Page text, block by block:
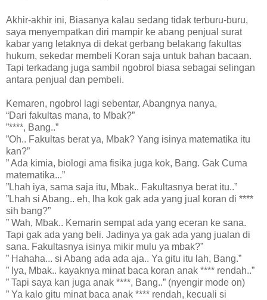
Akhir-akhir ini, Biasanya kalau sedang tidak terburu-buru,
saya menyempatkan diri mampir ke abang penjual surat
kabar yang letaknya di dekat gerbang belakang fakultas
hukum, sekedar membeli Koran saja untuk bahan bacaan.
Tapi terkadang juga sambil ngobrol biasa sebagai selingan
antara penjual dan pembeli.
Kemaren, ngobrol lagi sebentar, Abangnya nanya,
“Dari fakultas mana, to Mbak?”
”****, Bang..”
”Oh.. Fakultas berat ya, Mbak? Yang isinya matematika itu
kan?”
” Ada kimia, biologi ama fisika juga kok, Bang. Gak Cuma
matematika...”
”Lhah iya, sama saja itu, Mbak.. Fakultasnya berat itu..”
”Lhah si Abang.. eh, lha kok gak ada yang jual koran di ****
sih bang?”
” Wah, Mbak.. Kemarin sempat ada yang eceran ke sana.
Tapi gak ada yang beli. Jadinya ya gak ada yang jualan di
sana. Fakultasnya isinya mikir mulu ya mbak?”
” Hahaha... si Abang ada ada aja.. Ya gitu itu lah, Bang.”
” Iya, Mbak.. kayaknya minat baca koran anak **** rendah..”
” Tapi saya kan juga anak ****, Bang..” (nyengir mode on)
” Ya kalo gitu minat baca anak **** rendah, kecuali si